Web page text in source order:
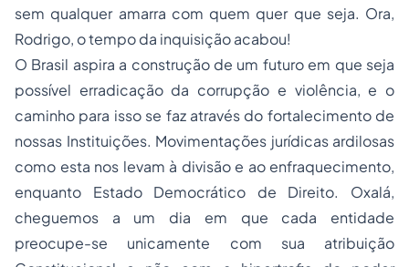
sem qualquer amarra com quem quer que seja. Ora,
Rodrigo, o tempo da inquisição acabou!
O Brasil aspira a construção de um futuro em que seja
possível erradicação da corrupção e violência, e o
caminho para isso se faz através do fortalecimento de
nossas Instituições. Movimentações jurídicas ardilosas
como esta nos levam à divisão e ao enfraquecimento,
enquanto Estado Democrático de Direito. Oxalá,
cheguemos a um dia em que cada entidade
preocupe-se unicamente com sua atribuição